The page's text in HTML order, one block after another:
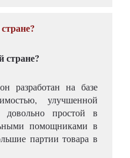
разработан на базе
улучшенной
довольно простой в
помощниками в
партии товара в